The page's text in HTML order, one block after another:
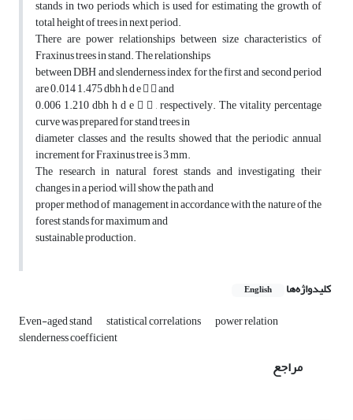
stands in two periods which is used for estimating the growth of
total height of trees in next period.
There are power relationships between size characteristics of
Fraxinus trees in stand. The relationships
between DBH and slenderness index for the first and second period
are 0.014 1.475 dbh h d e   and
0.006 1.210 dbh h d e   , respectively. The vitality percentage
curve was prepared for stand trees in
diameter classes and the results showed that the periodic annual
increment for Fraxinus tree is 3 mm.
The research in natural forest stands and investigating their
changes in a period, will show the path and
proper method of management in accordance with the nature of the
forest stands for maximum and
sustainable production.
کلیدواژه‌ها English
Even-aged stand statistical correlations power relation
slenderness coefficient
مراجع